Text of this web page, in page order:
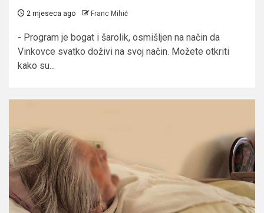
2 mjeseca ago Franc Mihić
- Program je bogat i šarolik, osmišljen na način da
Vinkovce svatko doživi na svoj način. Možete otkriti
kako su...